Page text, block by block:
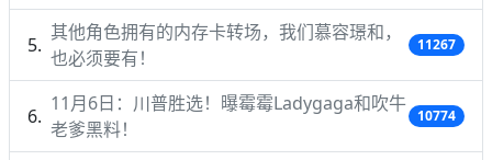
其他角色拥有的内存卡转场，我们慕容璟和，
也必须要有！
11267
11月6日：川普胜选！曝霉霉Ladygaga和吹牛
老爹黑料！
10774